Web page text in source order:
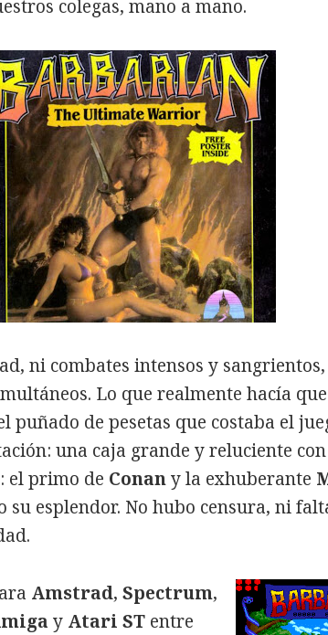
colegas, mano a mano.
ni combates intensos y
Lo que realmente hacía que
puñado de pesetas que costaba el
una caja grande y reluciente
el primo de Conany la exhuberante
su esplendor. No hubo censura, ni
Amstrad,Spectrum,
y Atari ST entre